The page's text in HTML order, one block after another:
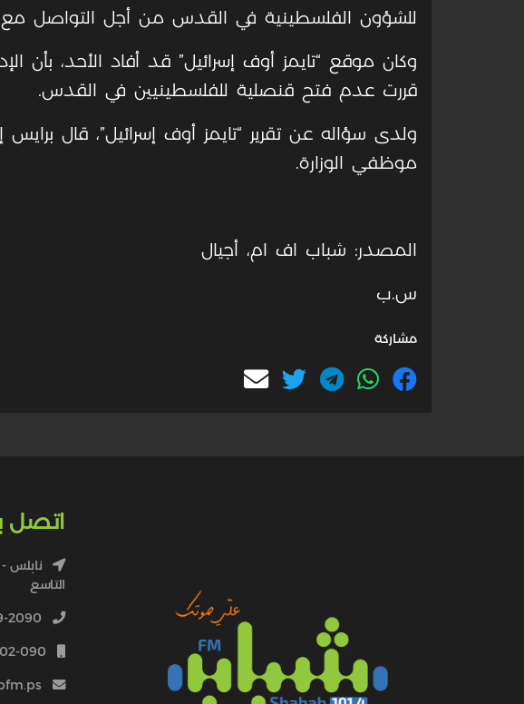
للشؤون الفلسطينية في القدس من أجل التواصل
وكان موقع “تايمز أوف إسرائيل” قد أفاد الأحد، بأن
قررت عدم فتح قنصلية للفلسطينيين في القدس.
ولدى سؤاله عن تقرير “تايمز أوف إسرائيل”، قال
موظفي الوزارة.
المصدر: شباب اف ام، أجيال
س.ب
مشاركة
اتصل
نابلس
التاسع
2090
090